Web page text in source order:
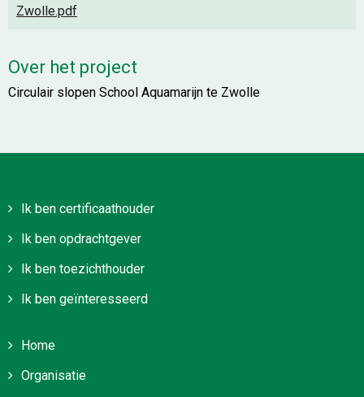
Zwolle.pdf
Over het project
Circulair slopen School Aquamarijn te Zwolle
Ik ben certificaathouder
Ik ben opdrachtgever
Ik ben toezichthouder
Ik ben geïnteresseerd
Home
Organisatie